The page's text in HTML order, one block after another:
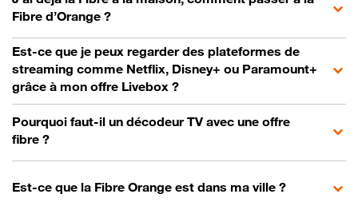
Fibre d’Orange ?
Est-ce que je peux regarder des plateformes de
streaming comme Netflix, Disney+ ou Paramount+
grâce à mon offre Livebox ?
Pourquoi faut-il un décodeur TV avec une offre
fibre ?
Est-ce que la Fibre Orange est dans ma ville ?